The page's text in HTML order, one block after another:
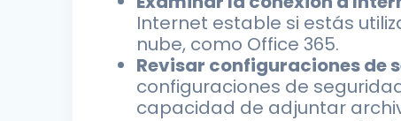
Internet estable si estás
nube, como Office 365.
Revisar configuraciones de
configuraciones de
capacidad de adjuntar